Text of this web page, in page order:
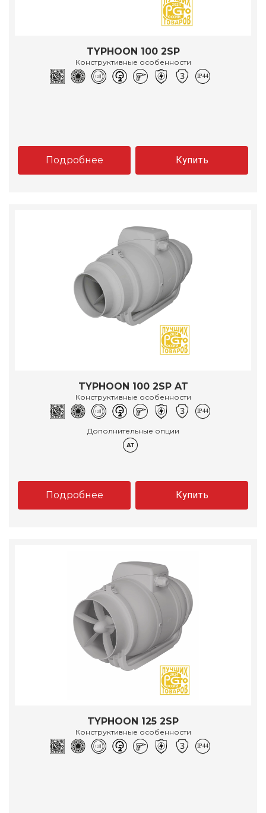
TYPHOON 100 2SP
Конструктивные особенности
Подробнее Купить
TYPHOON 100 2SP AT
Конструктивные особенности
Дополнительные опции
Подробнее Купить
TYPHOON 125 2SP
Конструктивные особенности